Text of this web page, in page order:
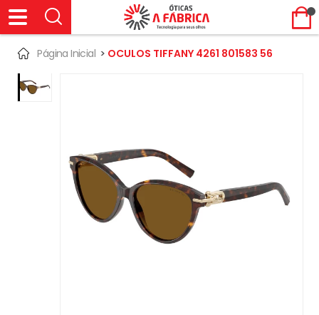
Página Inicial > OCULOS TIFFANY 4261 801583 56